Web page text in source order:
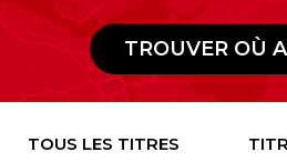
TROUVER OÙ
TOUS LES TITRES